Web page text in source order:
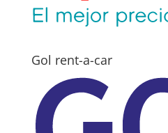
Gol rent-a-car